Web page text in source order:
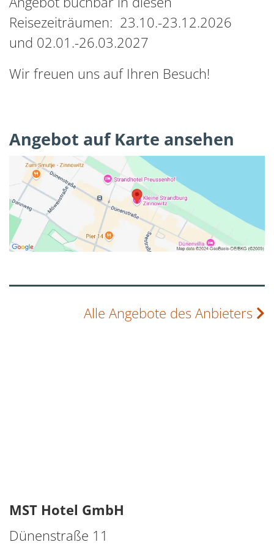
Reisezeiträumen: 23.10.-23.12.2026
und 02.01.-26.03.2027
Wir freuen uns auf Ihren Besuch!
Angebot auf Karte ansehen
Alle Angebote des Anbieters
MST Hotel GmbH
Dünenstraße 11